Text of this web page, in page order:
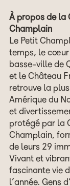
À propos de la
Champlain
Le Petit
temps, le cœur
basse-ville de
et le Château
retrouve la
Amérique du
et
protégé par la
Champlain,
de leurs 29
Vivant et
fascinante vie
l’année. Gens